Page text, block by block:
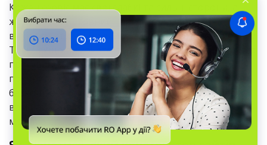
Кожен сервіс має свої слабкі та сильні сторони, а
жоден безкоштовний тариф не дозволить
використати всі можливості конструктора на повну.
Тому, якщо ви хочете повноцінний якісний сайт для
просування і розвитку бізнесу, спробуйте
покористуватись декількома конструкторами
безкоштовно. Потім оберіть той, що сподобався
вам найбільше, та сплатіть за тариф, який надасть
можливість створити сайт вашої мрії.